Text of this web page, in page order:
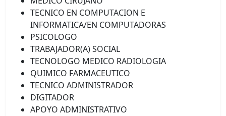
TECNICO EN COMPUTACION E
INFORMATICA/EN COMPUTADORAS
PSICOLOGO
TRABAJADOR(A) SOCIAL
TECNOLOGO MEDICO RADIOLOGIA
QUIMICO FARMACEUTICO
TECNICO ADMINISTRADOR
DIGITADOR
APOYO ADMINISTRATIVO